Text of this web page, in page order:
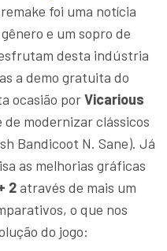
foi uma notícia
e um sopro de
desta indústria
a demo gratuita do
ocasião porVicarious
modernizar clássicos
Bandicoot N. Sane). Já
as melhorias gráficas
2através de mais um
o que nos
do jogo: